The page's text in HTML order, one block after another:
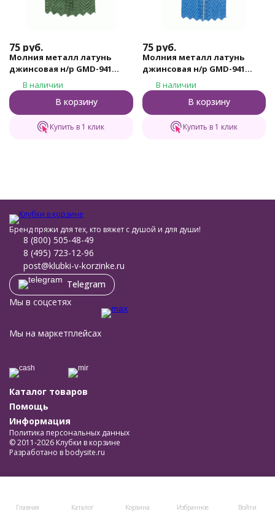
75 руб.
Молния металл латунь
джинсовая н/р GMD-941
Gamma, тип 4, 18 см (315 -
Хаки)
В наличии
В корзину
Купить в 1 клик
75 руб.
Молния металл латунь
джинсовая н/р GMD-941
Gamma, тип 4, 18 см (185 -
Небесно - синий)
В наличии
В корзину
Купить в 1 клик
Главная Каталог Корзина Избранное Войти
Бренд пряжи для тех, кто вяжет с душой и для души!
8 (800) 505-48-49
8 (495) 723-12-96
post@klubki-v-korzinke.ru
Telegram
Мы в соцсетях
Мы на маркетплейсах
Каталог товаров
Помощь
Информация
Политика персональных данных
© 2011-2026 Клубки в корзине
Разработано в bodysite.ru